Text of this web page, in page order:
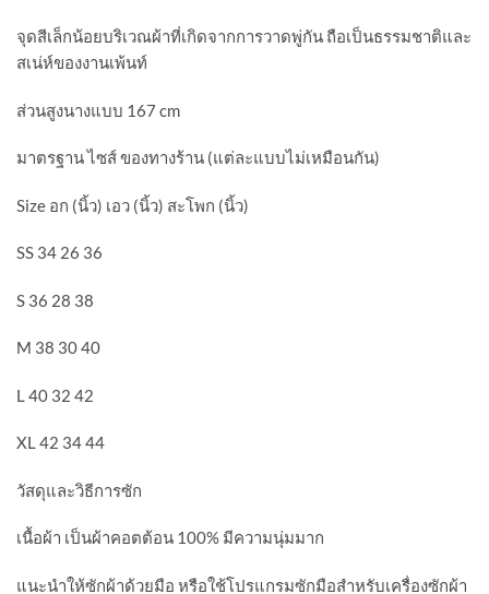
จุดสีเล็กน้อยบริเวณผ้าที่เกิดจากการวาดพู่กัน ถือเป็นธรรมชาติและ
สเน่ห์ของงานเพ้นท์
ส่วนสูงนางแบบ 167 cm
มาตรฐาน ไซส์ ของทางร้าน (แต่ละแบบไม่เหมือนกัน)
Size อก (นิ้ว) เอว (นิ้ว) สะโพก (นิ้ว)
SS 34 26 36
S 36 28 38
M 38 30 40
L 40 32 42
XL 42 34 44
วัสดุและวิธีการซัก
เนื้อผ้า เป็นผ้าคอตต้อน 100% มีความนุ่มมาก
แนะนำให้ซักผ้าด้วยมือ หรือใช้โปรแกรมซักมือสำหรับเครื่องซักผ้า